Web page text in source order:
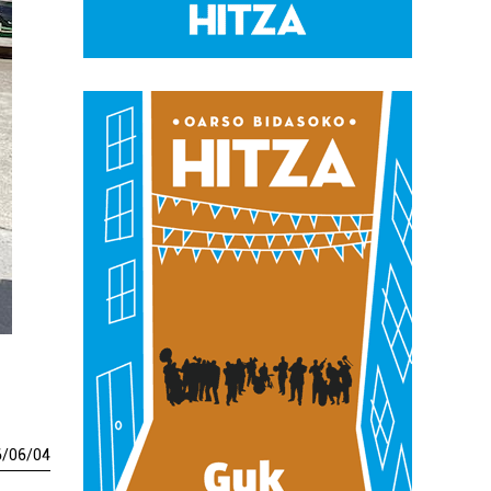
/06/04